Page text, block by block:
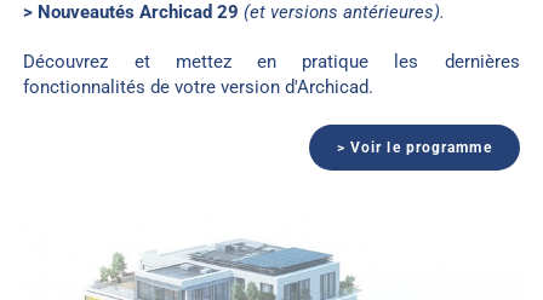
> Nouveautés Archicad 29(et versions antérieures).
Découvrez et mettez en pratique les dernières
fonctionnalités de votre version d'Archicad.
> Voir le programme